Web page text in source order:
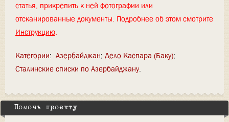
статья, прикрепить к ней фотографии или
отсканированные документы. Подробнее об этом смотрите
Инструкцию.
Категории: Азербайджан Дело Каспара (Баку)
Сталинские списки по Азербайджану
Помочь проекту